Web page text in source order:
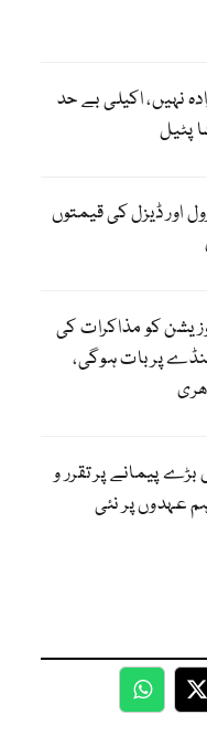
نہیں، اکیلی بے حد
پٹیل
اور ڈیزل کی قیمتوں
کو مذاکرات کی
پر بات ہوگی،
پیمانے پر تقرر و
عہدوں پر نئی